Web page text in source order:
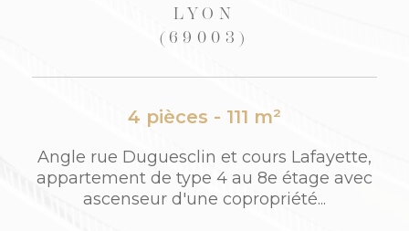
CALUIRE-ET-CUIRE
(69300)
2 pièces - 61,50 m²
Proche CALUIRE ET CUIRE: "Résidence
ON PLAGE" / Quai Joseph Gillet. 5 min
nnel Croix Rousse. Au 5ème étage/6...